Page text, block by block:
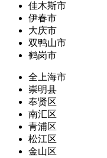
佳木斯市
伊春市
大庆市
双鸭山市
鹤岗市
全上海市
崇明县
奉贤区
南汇区
青浦区
松江区
金山区